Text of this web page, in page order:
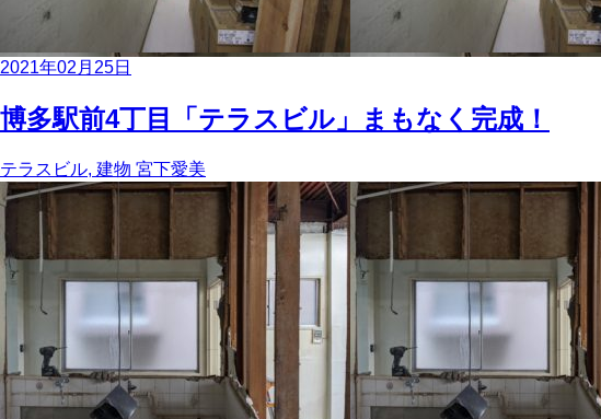
2021年02月25日
博多駅前4丁目「テラスビル」まもなく完成！
テラスビル, 建物 宮下愛美